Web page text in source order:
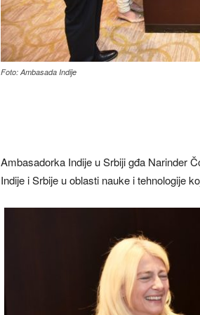
Foto: Ambasada Indije
Ambasadorka Indije u Srbiji gđa Narinder
Indije i Srbije u oblasti nauke i tehnologije